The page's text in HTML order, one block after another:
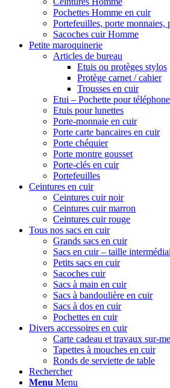
Pochettes Homme en cuir
Portefeuilles, porte monnaies,
Sacoches cuir Homme
Petite maroquinerie
Articles de bureau
Etuis ou protèges stylos
Protège carnet / cahier
Trousses en cuir
Etui – Pochette pour
Etuis pour lunettes
Porte-monnaie en cuir
Porte carte bancaires en cuir
Porte chéquier
Porte montre gousset
Porte-clés en cuir
Portefeuilles
Ceintures en cuir
Ceintures cuir noir
Ceintures cuir marron
Ceintures cuir rouge
Tous nos sacs en cuir
Grands sacs en cuir
Sacs en cuir – taille
Petits sacs en cuir
Sacoches cuir
Sacs à main en cuir
Sacs à bandoulière en cuir
Sacs à dos en cuir
Pochettes en cuir
Divers accessoires en cuir
Carte cadeau et travaux sur-
Tapettes à mouches en cuir
Ronds de serviette de table
Rechercher
Menu Menu